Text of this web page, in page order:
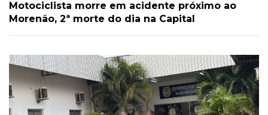
Motociclista morre em acidente próximo ao
Morenão, 2ª morte do dia na Capital